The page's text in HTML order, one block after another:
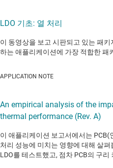
LDO 기초: 열 처리
이 동영상을 보고 시판되고 있는 패
하는 애플리케이션에 가장 적합한 패
APPLICATION NOTE
An empirical analysis of the
thermal performance (Rev. A)
이 애플리케이션 보고서에서는 PCB(
처리 성능에 미치는 영향에 대해 살
LDO를 테스트했고, 점차 PCB의 구